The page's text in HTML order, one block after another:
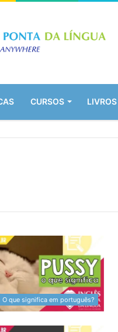
CURSOS LIVROS
O que significa em português?